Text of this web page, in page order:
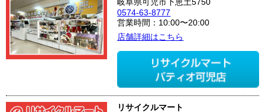
0574-63-8777
営業時間：10:00〜20:00
店舗詳細はこちら
リサイクルマート